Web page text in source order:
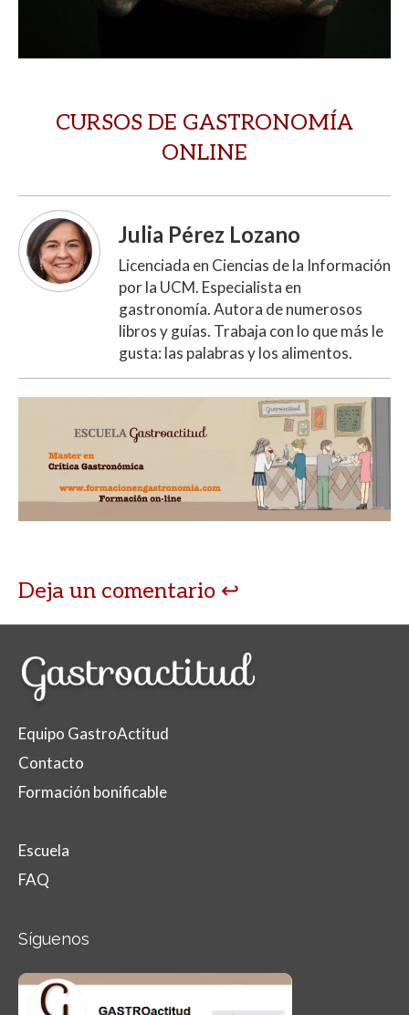
CURSOS DE GASTRONOMÍA
ONLINE
Julia Pérez Lozano
Licenciada en Ciencias de la Información
por la UCM. Especialista en
gastronomía. Autora de numerosos
libros y guías. Trabaja con lo que más le
gusta: las palabras y los alimentos.
Deja un comentario
Equipo GastroActitud
Contacto
Formación bonificable
Escuela
FAQ
Síguenos